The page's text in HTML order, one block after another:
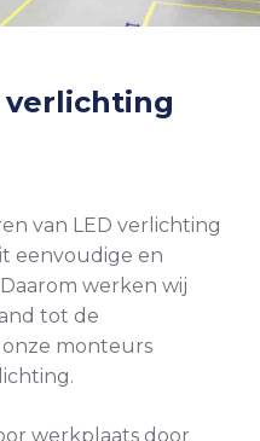
verlichting
van LED verlichting
eenvoudige en
werken wij
tot de
monteurs
werkplaats door